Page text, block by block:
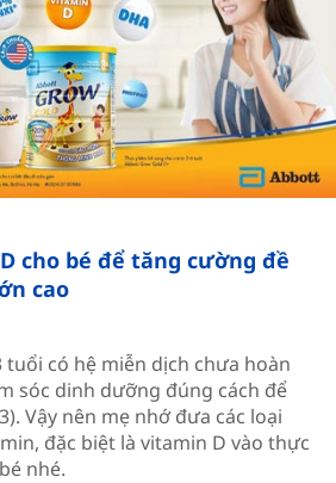
cho bé để tăng cường đề
cao​
có hệ miễn dịch chưa hoàn
sóc dinh dưỡng đúng cách để
Vậy nên mẹ nhớ đưa các loại
đặc biệt là vitamin D vào thực
nhé.​